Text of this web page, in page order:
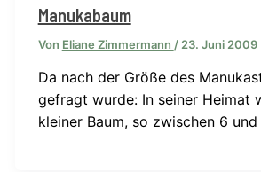
Manukabaum
Von Eliane Zimmermann / 23. Juni 2009
Da nach der Größe des
gefragt wurde: In seiner Heimat
kleiner Baum, so zwischen 6 und